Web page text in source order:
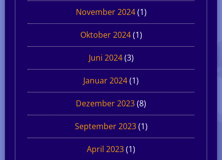
November 2024(1)
Oktober 2024(1)
Juni 2024(3)
Januar 2024(1)
Dezember 2023(8)
September 2023(1)
April 2023(1)